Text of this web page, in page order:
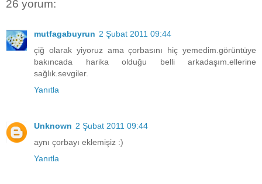
26 yorum:
mutfagabuyrun 2 Şubat 2011 09:44
çiğ olarak yiyoruz ama çorbasını hiç yemedim.görüntüye
bakıncada harika olduğu belli arkadaşım.ellerine
sağlık.sevgiler.
Yanıtla
Unknown 2 Şubat 2011 09:44
aynı çorbayı eklemişiz :)
Yanıtla